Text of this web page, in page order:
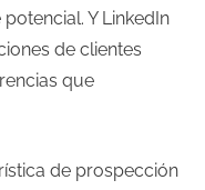
Y LinkedIn
de clientes
que
de prospección